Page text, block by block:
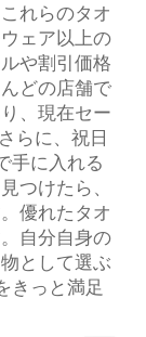
れらのタオ
ェア以上の
や割引価格
どの店舗で
、現在セー
らに、祝日
手に入れる
つけたら、
優れたタオ
自分自身の
として選ぶ
きっと満足